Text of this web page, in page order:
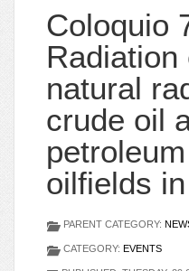
Coloquio
Radiation
natural
crude oil
oilfields
PARENT CATEGORY:
CATEGORY: EVENTS